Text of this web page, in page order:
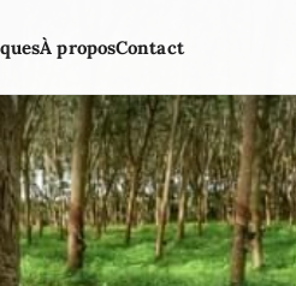
À proposContact